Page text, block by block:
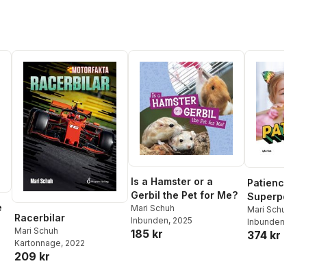
Racerbilar
Mari Schuh
Kartonnage, 2022
209 kr
Is a Hamster or a
Gerbil the Pet for Me?
Mari Schuh
Inbunden, 2025
185 kr
Patience Is a
Superpower
Mari Schuh
Inbunden
374 kr